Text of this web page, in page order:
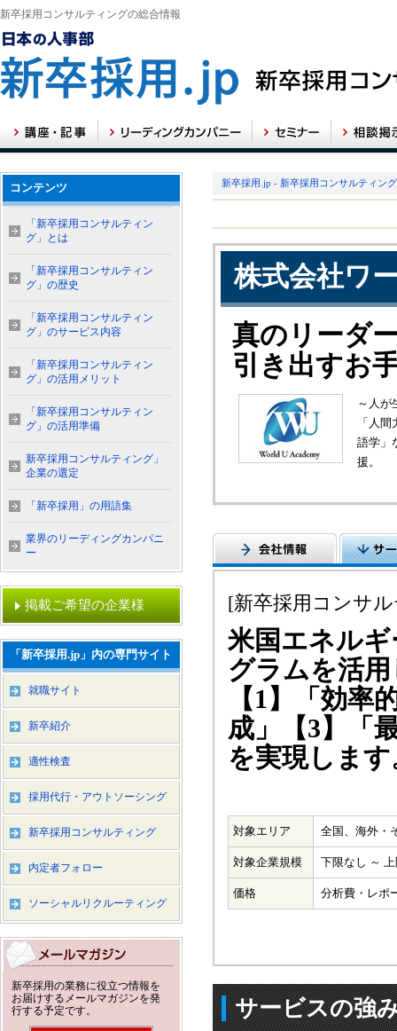
新卒採用コンサルティングの総合情報
新卒採用.jp - 新卒採用コンサルティン
株式会社ワ
真のリーダ
引き出すお
～人が
「人
語学」
援。
[新卒採用コンサ
米国エネル
グラムを活用
【1】「効率
成」【3】「
を実現します
対象エリア 全国、海外・
対象企業規模 下限なし ～
価格 分析費・レ
サービスの強
コンテンツ
「新卒採用コンサルティン
グ」とは
「新卒採用コンサルティン
グ」の歴史
「新卒採用コンサルティン
グ」のサービス内容
「新卒採用コンサルティン
グ」の活用メリット
「新卒採用コンサルティン
グ」の活用準備
新卒採用コンサルティング」
企業の選定
「新卒採用」の用語集
業界のリーディングカンパニ
ー
掲載ご希望の企業様
「新卒採用.jp」内の専門サイト
就職サイト
新卒紹介
適性検査
採用代行・アウトソーシング
新卒採用コンサルティング
内定者フォロー
ソーシャルリクルーティング
新卒採用の業務に役立つ情報を
お届けするメールマガジンを発
行する予定です。